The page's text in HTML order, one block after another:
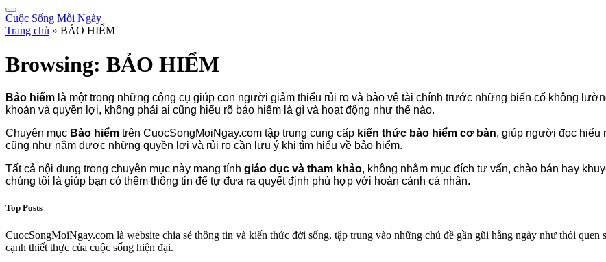
Cuộc Sống Mỗi Ngày
Trang chủ » BẢO HIỂM
Browsing: BẢO HIỂM
Bảo hiểm là một trong những công cụ giúp con người giảm thiểu rủi ro và bảo vệ tài chính trước những biến cố không
khoản và quyền lợi, không phải ai cũng hiểu rõ bảo hiểm là gì và hoạt động như thế nào.
Chuyên mục Bảo hiểm trên CuocSongMoiNgay.com tập trung cung cấp kiến thức bảo hiểm cơ bản, giúp người đọc hiểu
cũng như nắm được những quyền lợi và rủi ro cần lưu ý khi tìm hiểu về bảo hiểm.
Tất cả nội dung trong chuyên mục này mang tính giáo dục và tham khảo, không nhằm mục đích tư vấn, chào bán hay
chúng tôi là giúp bạn có thêm thông tin để tự đưa ra quyết định phù hợp với hoàn cảnh cá nhân.
Top Posts
CuocSongMoiNgay.com là website chia sẻ thông tin và kiến thức đời sống, tập trung vào những chủ đề gần gũi hằng ngày như thói quen
cạnh thiết thực của cuộc sống hiện đại.